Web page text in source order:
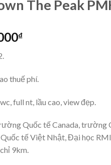
The Peak
₫
thuế phí.
full nt, lầu cao, view đẹp.
Quốc tế Canada,
tế Việt Nhật, Đại học
9km.